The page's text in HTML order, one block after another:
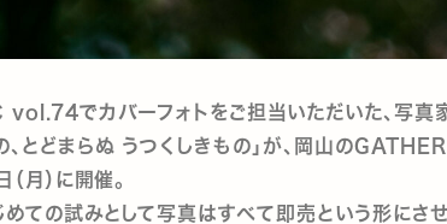
でカバーフォトをご担当いただいた、写真
、とどまらぬ うつくしきもの」が、岡山の
月）に開催。
めての試みとして写真はすべて即売という形にさ